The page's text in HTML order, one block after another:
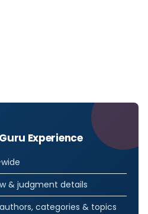
Experience
& judgment details
categories & topics